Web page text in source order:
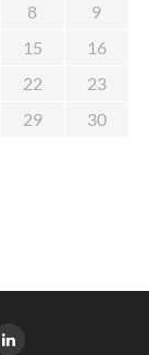
8
9
15
16
22
23
29
30